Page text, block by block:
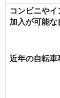
コンビニや
加入が可能な
近年の自転車